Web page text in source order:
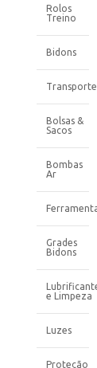
Rolos
Treino
Bidons
Transporte
Bolsas &
Sacos
Bombas
Ar
Grades
Bidons
e Limpeza
Luzes
Proteção